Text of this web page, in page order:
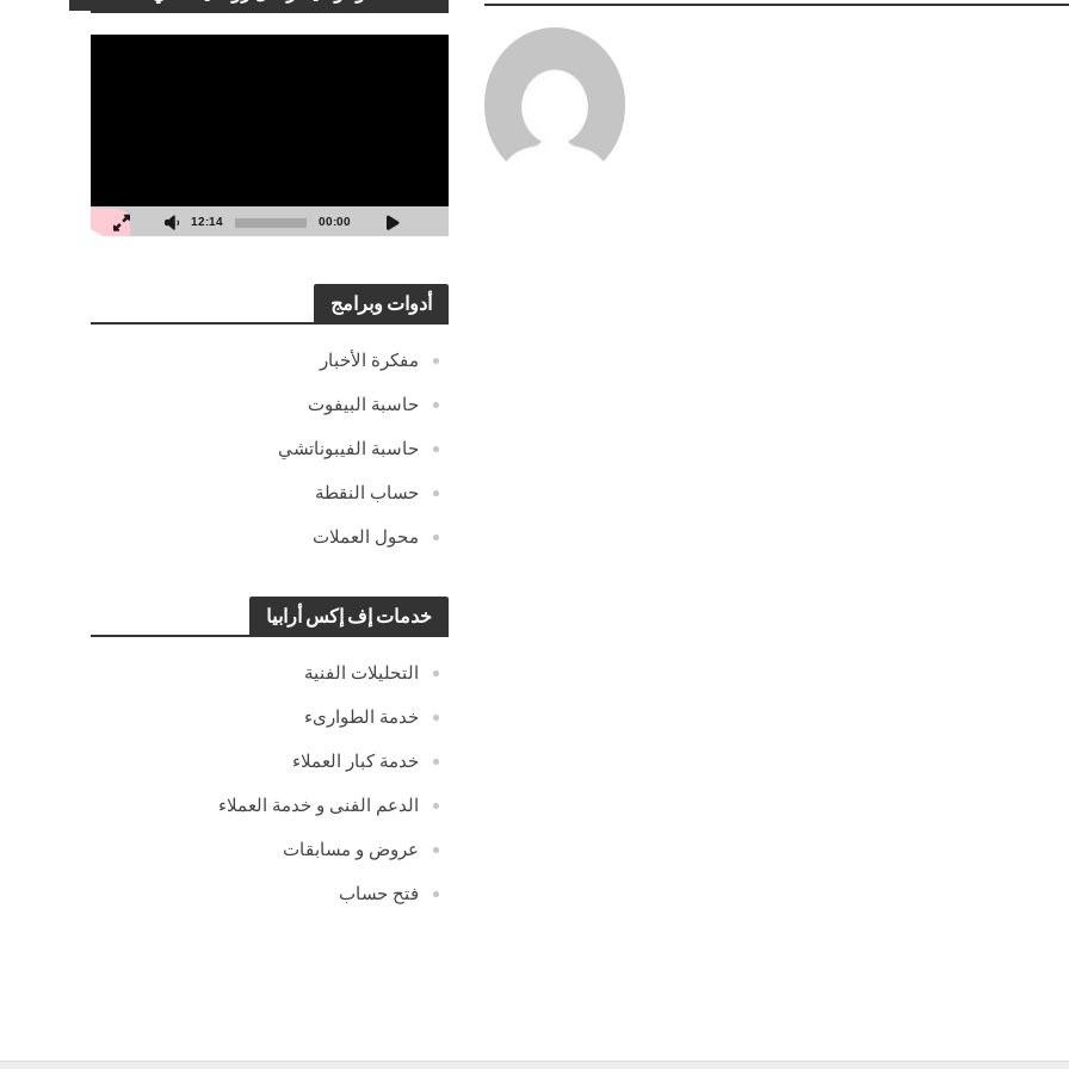
00:00
12:14
أدوات وبرامج
مفكرة الأخبار
حاسبة البيفوت
حاسبة الفيبوناتشي
حساب النقطة
محول العملات
خدمات إف إكس أرابيا
التحليلات الفنية
خدمة الطوارىء
خدمة كبار العملاء
الدعم الفنى و خدمة العملاء
عروض و مسابقات
فتح حساب